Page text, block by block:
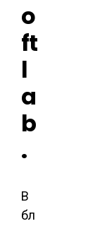
o
ft
l
a
b
.
В
бл